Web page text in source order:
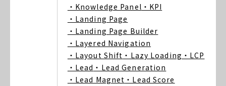
・Knowledge Panel ・KPI
・Landing Page
・Landing Page Builder
・Layered Navigation
・Layout Shift ・Lazy Loading ・LCP
・Lead ・Lead Generation
・Lead Magnet ・Lead Score